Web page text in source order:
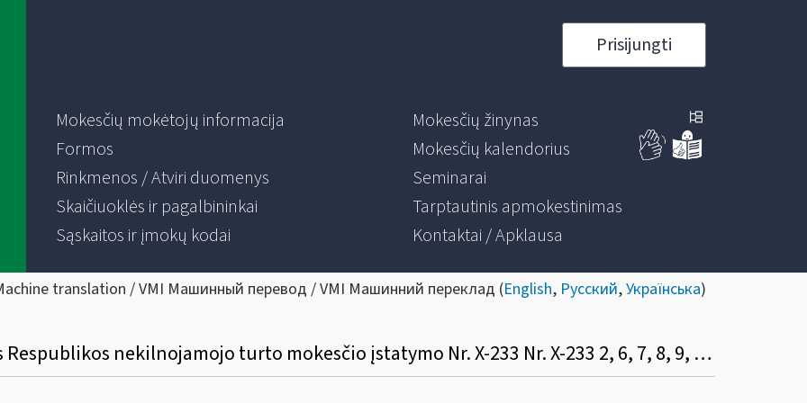
Prisijungti
Mokesčių mokėtojų informacija
Formos
Rinkmenos / Atviri duomenys
Skaičiuoklės ir pagalbininkai
Sąskaitos ir įmokų kodai
Mokesčių žinynas
Mokesčių kalendorius
Seminarai
Tarptautinis apmokestinimas
Kontaktai / Apklausa
translation / VMI Машинный перевод / VMI Машинний переклад (English, Русский,Українська)
Informacinis pranešimas dėl Lietuvos Respublikos nekilnojamojo turto mokesčio įstatymo Nr. X-233 Nr. X-233 2, 6, 7, 8, 9, 10 ir 11 straipsnių pakeitimo įstatymo Nr. XIV-2577 pakeitimo